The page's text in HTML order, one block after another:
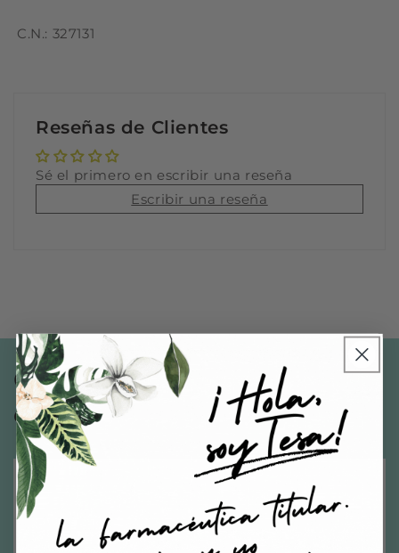
C.N.: 327131
Reseñas de Clientes
Sé el primero en escribir una reseña
Escribir una reseña
Quizás necesites algo de
estas categorías